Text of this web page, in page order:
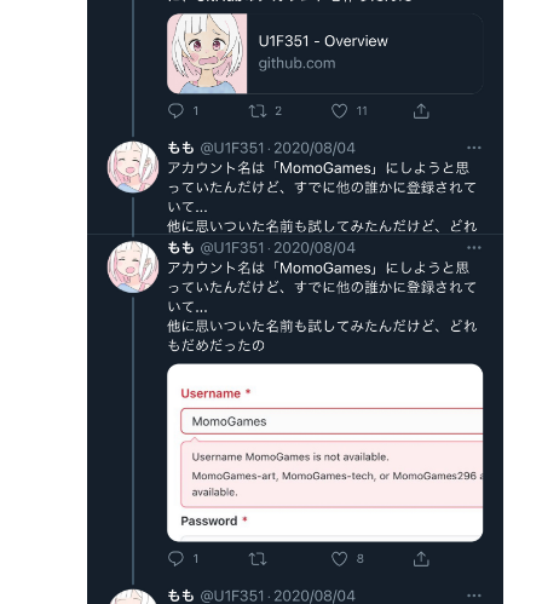
忍空があまり評価されてない理由
Powered by livedoor 相互RSS